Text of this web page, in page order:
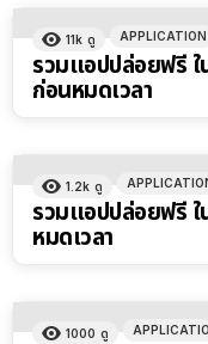
11k ดู APPLICATION
รวมแอปปล่อยฟรี
ก่อนหมดเวลา
1.2k ดู
รวมแอปปล่อยฟรี
หมดเวลา
1000 ดู